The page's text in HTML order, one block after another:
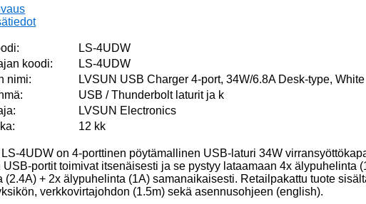
LS-4UDW
koodi:
LS-4UDW
nimi:
LVSUN USB Charger 4-port, 34W/6.8A Desk-type, White
USB / Thunderbolt laturit ja k
LVSUN Electronics
12 kk
LS-4UDW on 4-porttinen pöytämallinen USB-laturi 34W
USB-portit toimivat itsenäisesti ja se pystyy lataamaan 4x älypuhelinta
(2.4A) + 2x älypuhelinta (1A) samanaikaisesti. Retailpakattu tuote
verkkovirtajohdon (1.5m) sekä asennusohjeen (english).